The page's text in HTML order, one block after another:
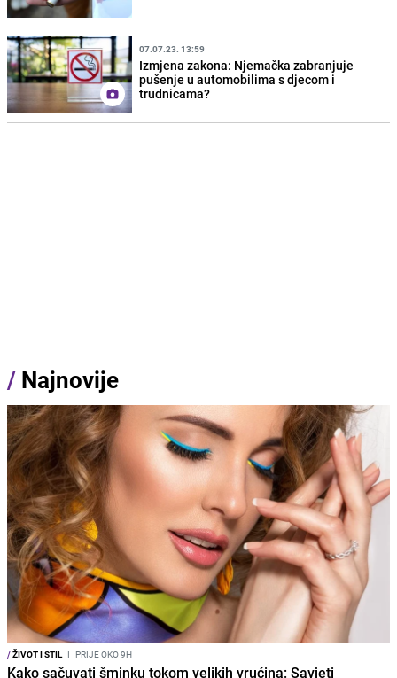
07.07.23. 13:59
Izmjena zakona: Njemačka zabranjuje
pušenje u automobilima s djecom i
trudnicama?
/ Najnovije
/ŽIVOT I STIL I PRIJE OKO 9H
Kako sačuvati šminku tokom velikih vrućina: Savjeti